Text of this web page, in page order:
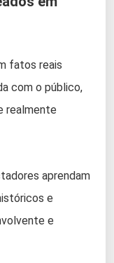
fatos reais
com o público,
realmente
aprendam
e
e